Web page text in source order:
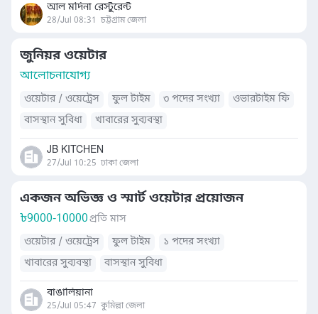
আল মদিনা রেস্টুরেন্ট
28/Jul 08:31 চট্টগ্রাম জেলা
জুনিয়র ওয়েটার
আলোচনাযোগ্য
ওয়েটার / ওয়েট্রেস ফুল টাইম ৩ পদের সংখ্যা
ওভারটাইম ফি
বাসস্থান সুবিধা
খাবারের সুব্যবস্থা
JB KITCHEN
27/Jul 10:25 ঢাকা জেলা
একজন অভিজ্ঞ ও স্মার্ট ওয়েটার প্রয়োজন
৳9000-10000প্রতি মাস
ওয়েটার / ওয়েট্রেস
ফুল টাইম
১ পদের সংখ্যা
খাবারের সুব্যবস্থা
বাসস্থান সুবিধা
বাঙালিয়ানা
25/Jul 05:47 কুমিল্লা জেলা